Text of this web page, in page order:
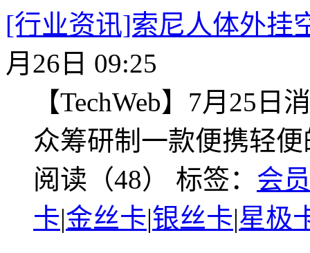
[行业资讯]索尼人体外挂
月26日 09:25
【TechWeb】7月25
众筹研制一款便携轻
阅读（48） 标签： 会
卡|金丝卡|银丝卡|星极